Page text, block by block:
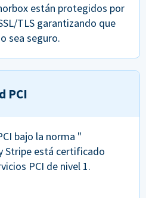
están protegidos por
TLS garantizando que
sea seguro.
PCI
bajo la norma "
Stripe está certificado
PCI de nivel 1.